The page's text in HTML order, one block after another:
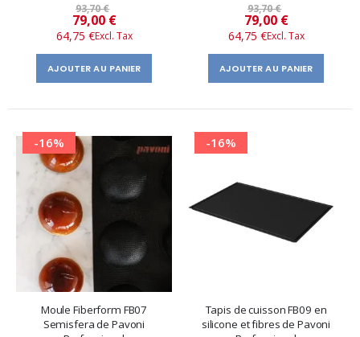
93,70 €
Prix
​​
spécial
79,00 €
64,75 €
AJOUTER AU PANIER
93,70 €
Prix
​​
spécial
79,00 €
64,75 €
AJOUTER AU PANIER
-16%
Moule Fiberform FB07
Semisfera de Pavoni
-16%
Tapis de cuisson FB09 en
silicone et fibres de Pavoni